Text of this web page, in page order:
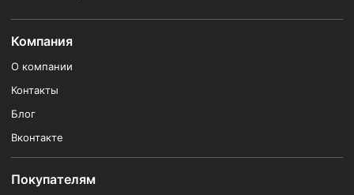
Компания
О компании
Контакты
Блог
Вконтакте
Покупателям